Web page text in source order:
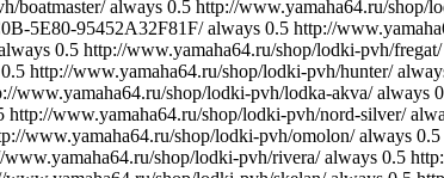
boatmaster/ always 0.5 http://www.yamaha64.ru/shop/
5E80-95452A32F81F/ always 0.5 http://
0.5 http://www.yamaha64.ru/shop/lodki-pvh/fregat/
0.5 http://www.yamaha64.ru/shop/lodki-pvh/hunter/
www.yamaha64.ru/shop/lodki-pvh/lodka-akva/ always
http://www.yamaha64.ru/shop/lodki-pvh/nord-silver/
www.yamaha64.ru/shop/lodki-pvh/omolon/ always 0.5
www.yamaha64.ru/shop/lodki-pvh/rivera/ always 0.5